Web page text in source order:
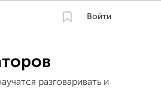
Войти
разговаривать и